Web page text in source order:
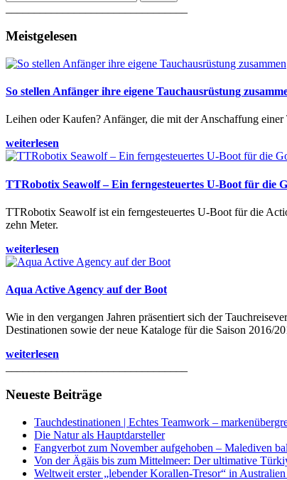
Meistgelesen
So stellen Anfänger ihre eigene Tauchausrüstung
Leihen oder Kaufen? Anfänger, die mit der Anschaffung
weiterlesen
TTRobotix Seawolf – Ein ferngesteuertes U-Boot für die
TTRobotix Seawolf ist ein ferngesteuertes U-Boot für die
zehn Meter.
weiterlesen
Aqua Active Agency auf der Boot
Wie in den vergangen Jahren präsentiert sich der
Destinationen sowie der neue Kataloge für die Saison 2016/
weiterlesen
Neueste Beiträge
Tauchdestinationen | Echtes Teamwork –
Die Natur als Hauptdarsteller
Fangverbot zum November aufgehoben – Malediven
Von der Ägäis bis zum Mittelmeer: Der ultimative
Weltweit erster „lebender Korallen-Tresor“ in